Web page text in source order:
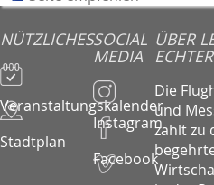
NÜTZLICHES
Veranstaltungskalender
Stadtplan
SOCIAL
MEDIA
Instagram
Facebook
ÜBER
Die
und
zählt zu